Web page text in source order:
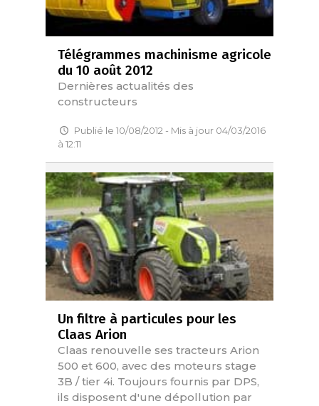
Télégrammes machinisme agricole
du 10 août 2012
Dernières actualités des
constructeurs
Publié le 10/08/2012 - Mis à jour 04/03/2016
à 12:11
Un filtre à particules pour les
Claas Arion
Claas renouvelle ses tracteurs Arion
500 et 600, avec des moteurs stage
3B / tier 4i. Toujours fournis par DPS,
ils disposent d'une dépollution par